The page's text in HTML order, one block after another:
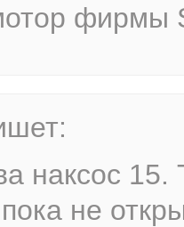
фирмы
наксос 15.
не